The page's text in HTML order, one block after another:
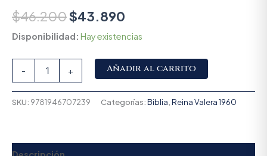
$46.200$43.890
Disponibilidad: Hay existencias
- + Añadir al carrito
SKU: 9781946707239 Categorías:Biblia Reina Valera 1960